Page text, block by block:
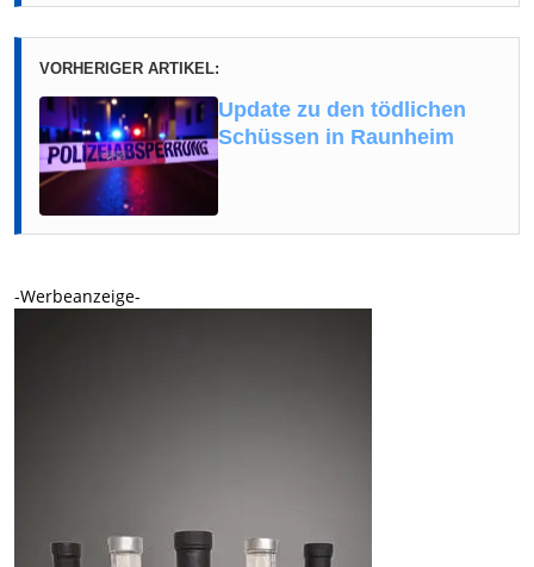
VORHERIGER ARTIKEL:
Update zu den tödlichen
Schüssen in Raunheim
-Werbeanzeige-